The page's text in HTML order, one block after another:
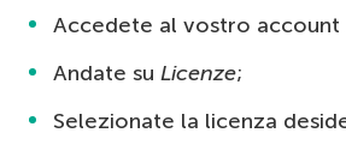
Accedete al vostro account
Andate su Licenze;
Selezionate la licenza